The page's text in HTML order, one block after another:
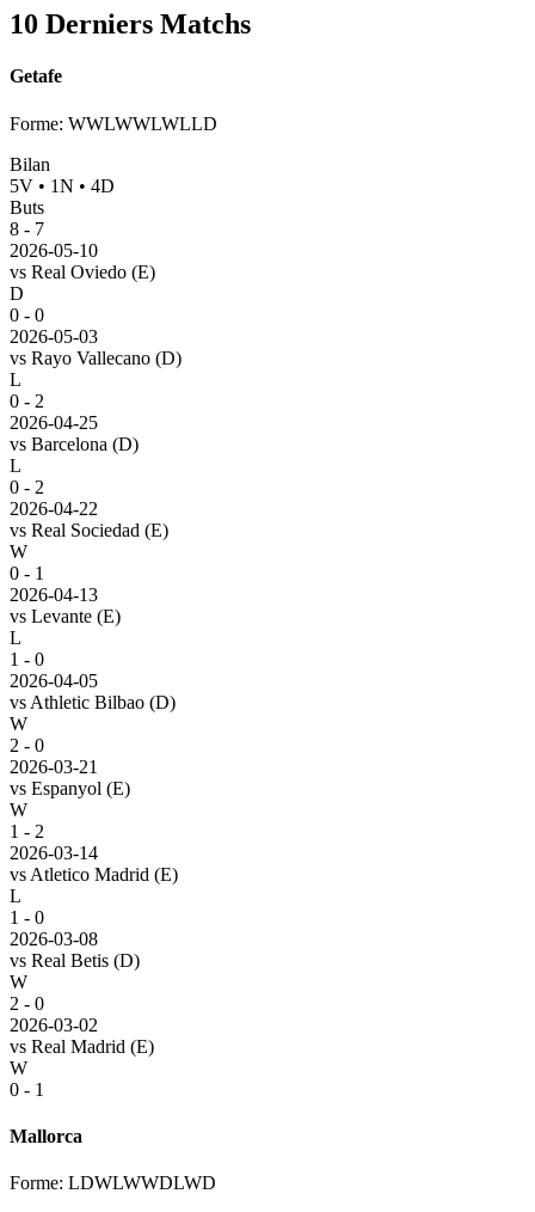
10 Derniers Matchs
Getafe
Forme: WWLWWLWLLD
Bilan
5V • 1N • 4D
Buts
8 - 7
2026-05-10
vs Real Oviedo (E)
D
0 - 0
2026-05-03
vs Rayo Vallecano (D)
L
0 - 2
2026-04-25
vs Barcelona (D)
L
0 - 2
2026-04-22
vs Real Sociedad (E)
W
0 - 1
2026-04-13
vs Levante (E)
L
1 - 0
2026-04-05
vs Athletic Bilbao (D)
W
2 - 0
2026-03-21
vs Espanyol (E)
W
1 - 2
2026-03-14
vs Atletico Madrid (E)
L
1 - 0
2026-03-08
vs Real Betis (D)
W
2 - 0
2026-03-02
vs Real Madrid (E)
W
0 - 1
Mallorca
Forme: LDWLWWDLWD